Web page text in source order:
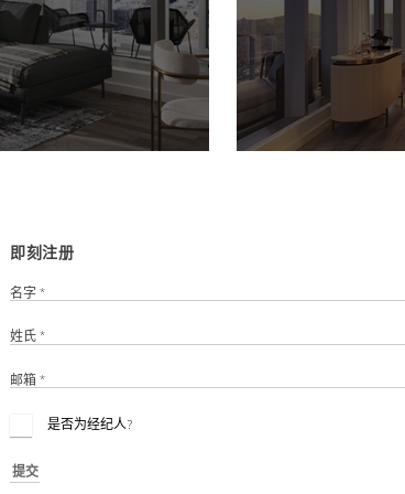
即刻注册
名字 *
姓氏 *
邮箱 *
是否为经纪人?
提交